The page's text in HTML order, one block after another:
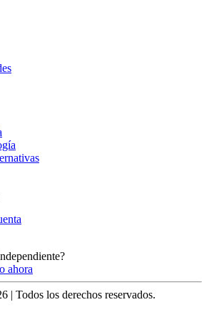
ahora
| Todos los derechos reservados.